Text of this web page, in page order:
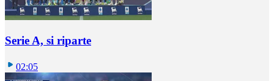
Serie A, si riparte
02:05